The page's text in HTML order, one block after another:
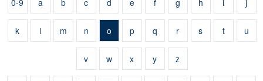
k l m n o p q r s t u
v w x y z